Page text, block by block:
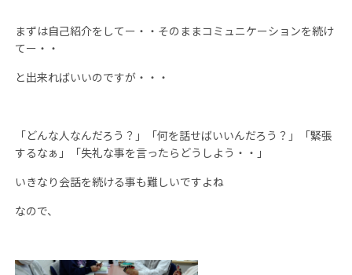
まずは自己紹介をしてー・・そのままコミュニケーションを続け
てー・・
と出来ればいいのですが・・・
「どんな人なんだろう？」「何を話せばいいんだろう？」「緊張
するなぁ」「失礼な事を言ったらどうしよう・・」
いきなり会話を続ける事も難しいですよね
なので、